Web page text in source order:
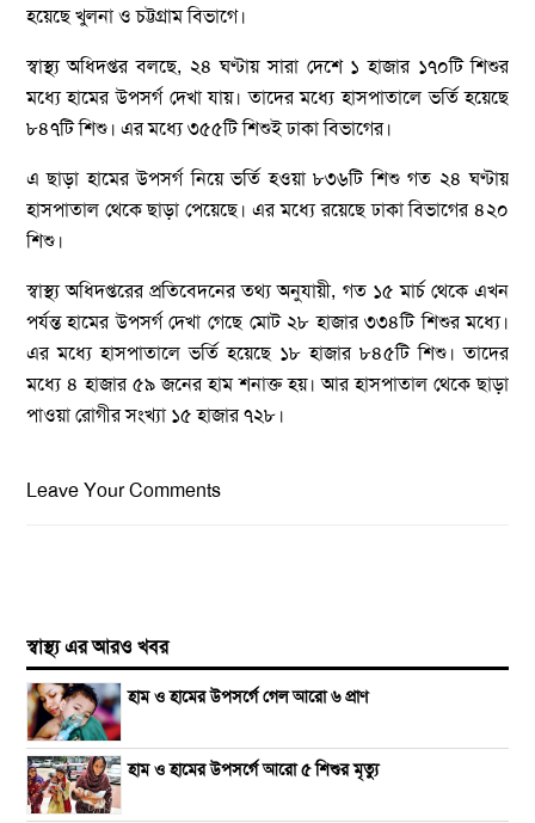
হয়েছে খুলনা ও চট্টগ্রাম বিভাগে।
স্বাস্থ্য অধিদপ্তর বলছে, ২৪ ঘণ্টায় সারা দেশে ১ হাজার ১৭০টি শিশুর
মধ্যে হামের উপসর্গ দেখা যায়। তাদের মধ্যে হাসপাতালে ভর্তি হয়েছে
৮৪৭টি শিশু। এর মধ্যে ৩৫৫টি শিশুই ঢাকা বিভাগের।
এ ছাড়া হামের উপসর্গ নিয়ে ভর্তি হওয়া ৮৩৬টি শিশু গত ২৪ ঘণ্টায়
হাসপাতাল থেকে ছাড়া পেয়েছে। এর মধ্যে রয়েছে ঢাকা বিভাগের ৪২০
শিশু।
স্বাস্থ্য অধিদপ্তরের প্রতিবেদনের তথ্য অনুযায়ী, গত ১৫ মার্চ থেকে এখন
পর্যন্ত হামের উপসর্গ দেখা গেছে মোট ২৮ হাজার ৩৩৪টি শিশুর মধ্যে।
এর মধ্যে হাসপাতালে ভর্তি হয়েছে ১৮ হাজার ৮৪৫টি শিশু। তাদের
মধ্যে ৪ হাজার ৫৯ জনের হাম শনাক্ত হয়। আর হাসপাতাল থেকে ছাড়া
পাওয়া রোগীর সংখ্যা ১৫ হাজার ৭২৮।
Leave Your Comments
স্বাস্থ্য এর আরও খবর
হাম ও হামের উপসর্গে গেল আরো ৬ প্রাণ
হাম ও হামের উপসর্গে আরো ৫ শিশুর মৃত্যু